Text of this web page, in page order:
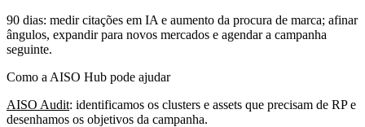
90 dias: medir citações em IA e aumento da procura de marca; afinar
ângulos, expandir para novos mercados e agendar a campanha
seguinte.
Como a AISO Hub pode ajudar
AISO Audit: identificamos os clusters e assets que precisam de RP e
desenhamos os objetivos da campanha.